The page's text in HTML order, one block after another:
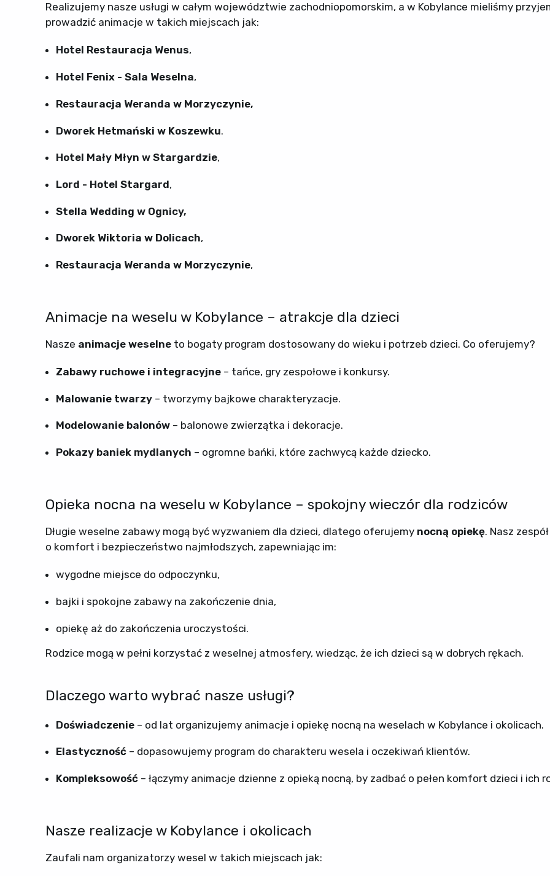
Realizujemy nasze usługi w całym województwie zachodniopomorskim, a w Kobylance mieliśmy
prowadzić animacje w takich miejscach jak:
Hotel Restauracja Wenus,
Hotel Fenix - Sala Weselna,
Restauracja Weranda w Morzyczynie,
Dworek Hetmański w Koszewku.
Hotel Mały Młyn w Stargardzie,
Lord - Hotel Stargard,
Stella Wedding w Ognicy,
Dworek Wiktoria w Dolicach,
Restauracja Weranda w Morzyczynie,
Animacje na weselu w Kobylance – atrakcje dla dzieci
Nasze animacje weselneto bogaty program dostosowany do wieku i potrzeb dzieci. Co oferujemy?
Zabawy ruchowe i integracyjne– tańce, gry zespołowe i konkursy.
Malowanie twarzy– tworzymy bajkowe charakteryzacje.
Modelowanie balonów– balonowe zwierzątka i dekoracje.
Pokazy baniek mydlanych – ogromne bańki, które zachwycą każde dziecko.
Opieka nocna na weselu w Kobylance – spokojny wieczór dla rodziców
Długie weselne zabawy mogą być wyzwaniem dla dzieci, dlatego oferujemy nocną opiekę. Nasz
o komfort i bezpieczeństwo najmłodszych, zapewniając im:
wygodne miejsce do odpoczynku,
bajki i spokojne zabawy na zakończenie dnia,
opiekę aż do zakończenia uroczystości.
Rodzice mogą w pełni korzystać z weselnej atmosfery, wiedząc, że ich dzieci są w dobrych rękach.
Dlaczego warto wybrać nasze usługi?
Doświadczenie– od lat organizujemy animacje i opiekę nocną na weselach w Kobylance i okolicach.
Elastyczność– dopasowujemy program do charakteru wesela i oczekiwań klientów.
Kompleksowość– łączymy animacje dzienne z opieką nocną, by zadbać o pełen komfort dzieci i ich
Nasze realizacje w Kobylance i okolicach
Zaufali nam organizatorzy wesel w takich miejscach jak: